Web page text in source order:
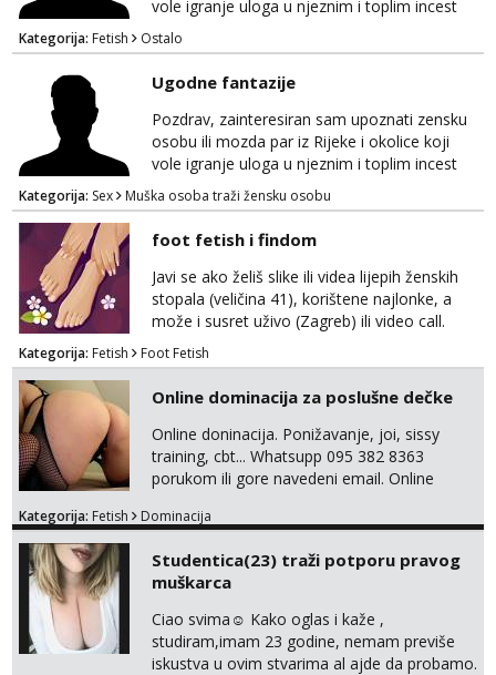
vole igranje uloga u njeznim i toplim incest
pricama, izgled nebitan, bitno je da znas sto
zelis i da se volis zabavljati. Javitese na mail,
viber, wapp ili zovite. Samo ozbiljni, hvala
Kategorija: Fetish Ostalo
Ugodne fantazije
Pozdrav, zainteresiran sam upoznati zensku
osobu ili mozda par iz Rijeke i okolice koji
vole igranje uloga u njeznim i toplim incest
pricama, izgled nebitan, bitno je da znas sto
zelis i da se volis zabavljati. Javitese na mail,
viber, wapp ili zovite. Samo ozbiljni, hvala
Kategorija: Sex Muška osoba traži žensku osobu
foot fetish i findom
Javi se ako želiš slike ili videa lijepih ženskih
stopala (veličina 41), korištene najlonke, a
može i susret uživo (Zagreb) ili video call.
Mlada sam, lijepa i obrazovana te spremna za
dogovore i ispunjavanje želja. Molim samo
ozbiljni, spremni na dugoročnu suradnju i koji
mogu adekvatno platiti ono što nudim. :)
Također me zanima i findom Javite se sa
svojim željama i ponudama.
Kategorija: Fetish Foot Fetish
Online dominacija za poslušne dečke
Online doninacija. Ponižavanje, joi, sissy
training, cbt... Whatsupp 095 382 8363
porukom ili gore navedeni email. Online
uživo nakon mjesečnog druženja . Čekam te
znali reći da im netko šalje moje fotke/videa
ili ima slične oglase s mojim slikama. Moj
oglas za dominaciju je isključvo ov...
Kategorija: Fetish Dominacija
Studentica(23) traži potporu pravog
muškarca
Ciao svima☺️ Kako oglas i kaže ,
studiram,imam 23 godine, nemam previše
iskustva u ovim stvarima al ajde da probamo.